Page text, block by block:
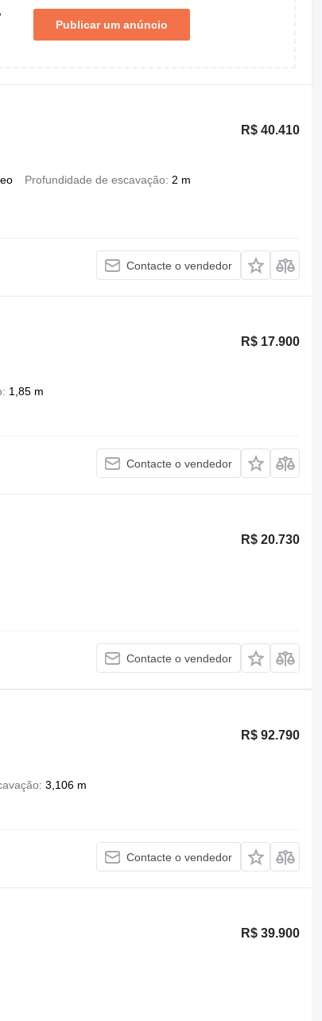
Publicar um anúncio
R$ 40.410
Profundidade de escavação
2 m
Contacte o vendedor
R$ 17.900
1,85 m
Contacte o vendedor
R$ 20.730
Contacte o vendedor
R$ 92.790
3,106 m
Contacte o vendedor
R$ 39.900